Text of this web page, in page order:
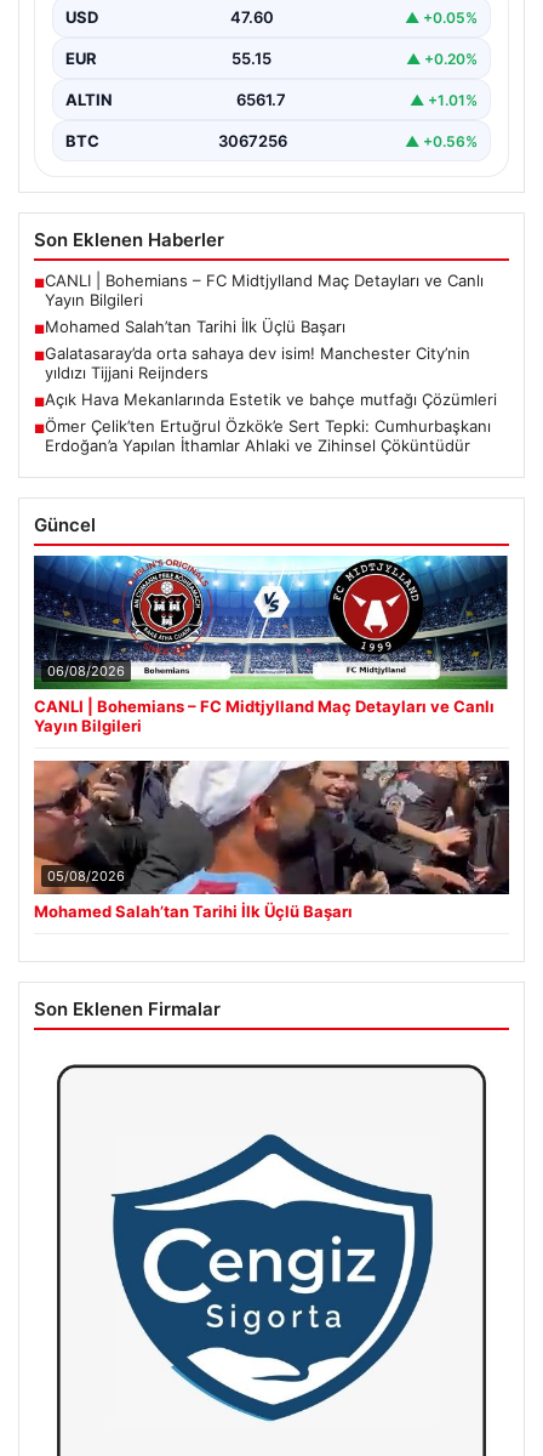
önemli bir dönüm noktasına imza attı. Takımının
hücum…
USD 47.60 ▲ +0.05%
EUR 55.15 ▲ +0.20%
ALTIN 6561.7 ▲ +1.01%
BTC 3067256 ▲ +0.56%
Son Eklenen Haberler
■CANLI | Bohemians – FC Midtjylland Maç Detayları ve Canlı
Yayın Bilgileri
■Mohamed Salah’tan Tarihi İlk Üçlü Başarı
■Galatasaray’da orta sahaya dev isim! Manchester City’nin
yıldızı Tijjani Reijnders
■Açık Hava Mekanlarında Estetik ve bahçe mutfağı Çözümleri
■Ömer Çelik’ten Ertuğrul Özkök’e Sert Tepki: Cumhurbaşkanı
Erdoğan’a Yapılan İthamlar Ahlaki ve Zihinsel Çöküntüdür
Güncel
06/08/2026
CANLI | Bohemians – FC Midtjylland Maç Detayları ve Canlı
Yayın Bilgileri
05/08/2026
Mohamed Salah’tan Tarihi İlk Üçlü Başarı
Son Eklenen Firmalar